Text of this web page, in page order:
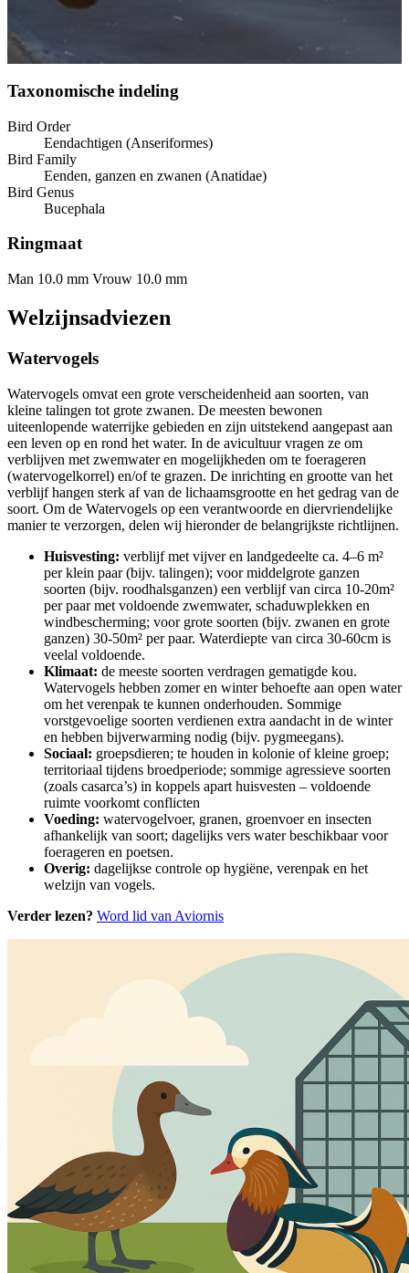
Taxonomische indeling
Bird Order
Eendachtigen (Anseriformes)
Bird Family
Eenden, ganzen en zwanen (Anatidae)
Bird Genus
Bucephala
Ringmaat
Man 10.0 mm Vrouw 10.0 mm
Welzijnsadviezen
Watervogels
Watervogels omvat een grote verscheidenheid aan soorten, van
kleine talingen tot grote zwanen. De meesten bewonen
uiteenlopende waterrijke gebieden en zijn uitstekend aangepast aan
een leven op en rond het water. In de avicultuur vragen ze om
verblijven met zwemwater en mogelijkheden om te foerageren
(watervogelkorrel) en/of te grazen. De inrichting en grootte van het
verblijf hangen sterk af van de lichaamsgrootte en het gedrag van de
soort. Om de Watervogels op een verantwoorde en diervriendelijke
manier te verzorgen, delen wij hieronder de belangrijkste richtlijnen.
Huisvesting: verblijf met vijver en landgedeelte ca. 4–6 m²
per klein paar (bijv. talingen); voor middelgrote ganzen
soorten (bijv. roodhalsganzen) een verblijf van circa 10-20m²
per paar met voldoende zwemwater, schaduwplekken en
windbescherming; voor grote soorten (bijv. zwanen en grote
ganzen) 30-50m² per paar. Waterdiepte van circa 30-60cm is
veelal voldoende.
Klimaat: de meeste soorten verdragen gematigde kou.
Watervogels hebben zomer en winter behoefte aan open water
om het verenpak te kunnen onderhouden. Sommige
vorstgevoelige soorten verdienen extra aandacht in de winter
en hebben bijverwarming nodig (bijv. pygmeegans).
Sociaal: groepsdieren; te houden in kolonie of kleine groep;
territoriaal tijdens broedperiode; sommige agressieve soorten
(zoals casarca’s) in koppels apart huisvesten – voldoende
ruimte voorkomt conflicten
Voeding: watervogelvoer, granen, groenvoer en insecten
afhankelijk van soort; dagelijks vers water beschikbaar voor
foerageren en poetsen.
Overig: dagelijkse controle op hygiëne, verenpak en het
welzijn van vogels.
Verder lezen? Word lid van Aviornis